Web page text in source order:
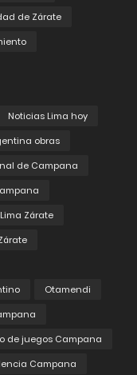
de Zárate
Noticias Lima hoy
obras
de Campana
Zárate
Otamendi
de juegos Campana
Campana